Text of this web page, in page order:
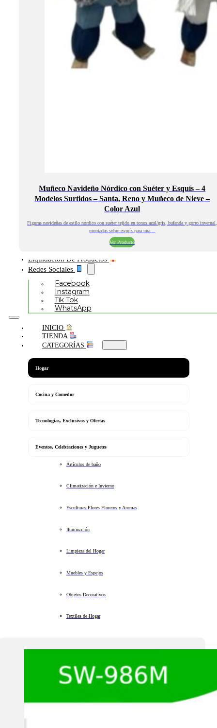
Muñeco Navideño Nórdico con Suéter y Esquís – 4
Modelos Surtidos – Santa, Reno y Muñeco de Nieve –
Color Azul
Figuras navideñas de estilo nórdico con suéter tejido en tonos azul/gris, bufanda y gorro invernal,
montadas sobre esquís para una…
Ver Producto
Liquidación De Productos
Redes Sociales
Facebook
Instagram
Tik Tok
WhatsApp
INICIO
TIENDA
CATEGORÍAS
Hogar
Cocina y Comedor
Tecnologias, Exclusivos y Ofertas
Eventos, Celebraciones y Juguetes
Artículos de baño
Climatización e Invierno
Esculturas Flores Floreros y Aromas
Iluminación
Limpieza del Hogar
Muebles y Espejos
Objetos Decorativos
Textiles de Hogar